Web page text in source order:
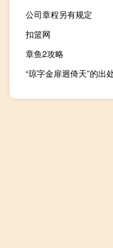
公司章程另有规定
扣篮网
章鱼2攻略
“琼字金扉迥倚天”的出